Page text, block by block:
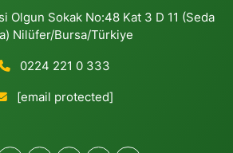
Olgun Sokak No:48 Kat 3 D 11 (Seda
Nilüfer/Bursa/Türkiye
0224 221 0 333
[email protected]